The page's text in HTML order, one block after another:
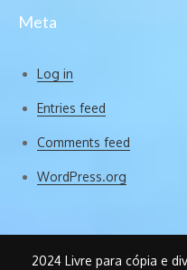
Meta
Log in
Entries feed
Comments feed
WordPress.org
2024 Livre para cópia e